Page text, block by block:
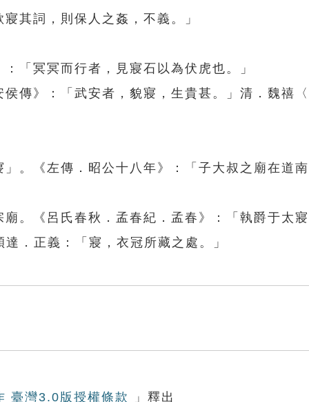
其詞，則保人之姦，不義。」
「冥冥而行者，見寢石以為伏虎也。」
傳》：「武安者，貌寢，生貴甚。」清．魏禧
。《左傳．昭公十八年》：「子大叔之廟在道
。《呂氏春秋．孟春紀．孟春》：「執爵于太
．正義：「寢，衣冠所藏之處。」
臺灣3.0版授權條款 」釋出